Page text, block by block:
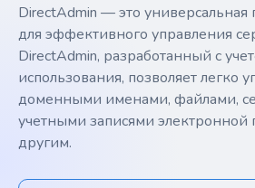
DirectAdmin — это универсальная
для эффективного управления
DirectAdmin, разработанный с
использования, позволяет легко
доменными именами, файлами,
учетными записями электронной
другим.